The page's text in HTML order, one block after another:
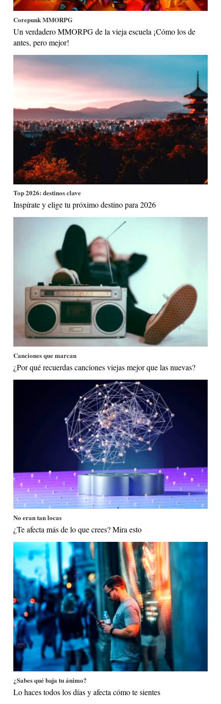
Corepunk MMORPG
Un verdadero MMORPG de la vieja escuela ¡Cómo los de
antes, pero mejor!
Top 2026: destinos clave
Inspírate y elige tu próximo destino para 2026
Canciones que marcan
¿Por qué recuerdas canciones viejas mejor que las nuevas?
No eran tan locas
¿Te afecta más de lo que crees? Mira esto
¿Sabes qué baja tu ánimo?
Lo haces todos los días y afecta cómo te sientes